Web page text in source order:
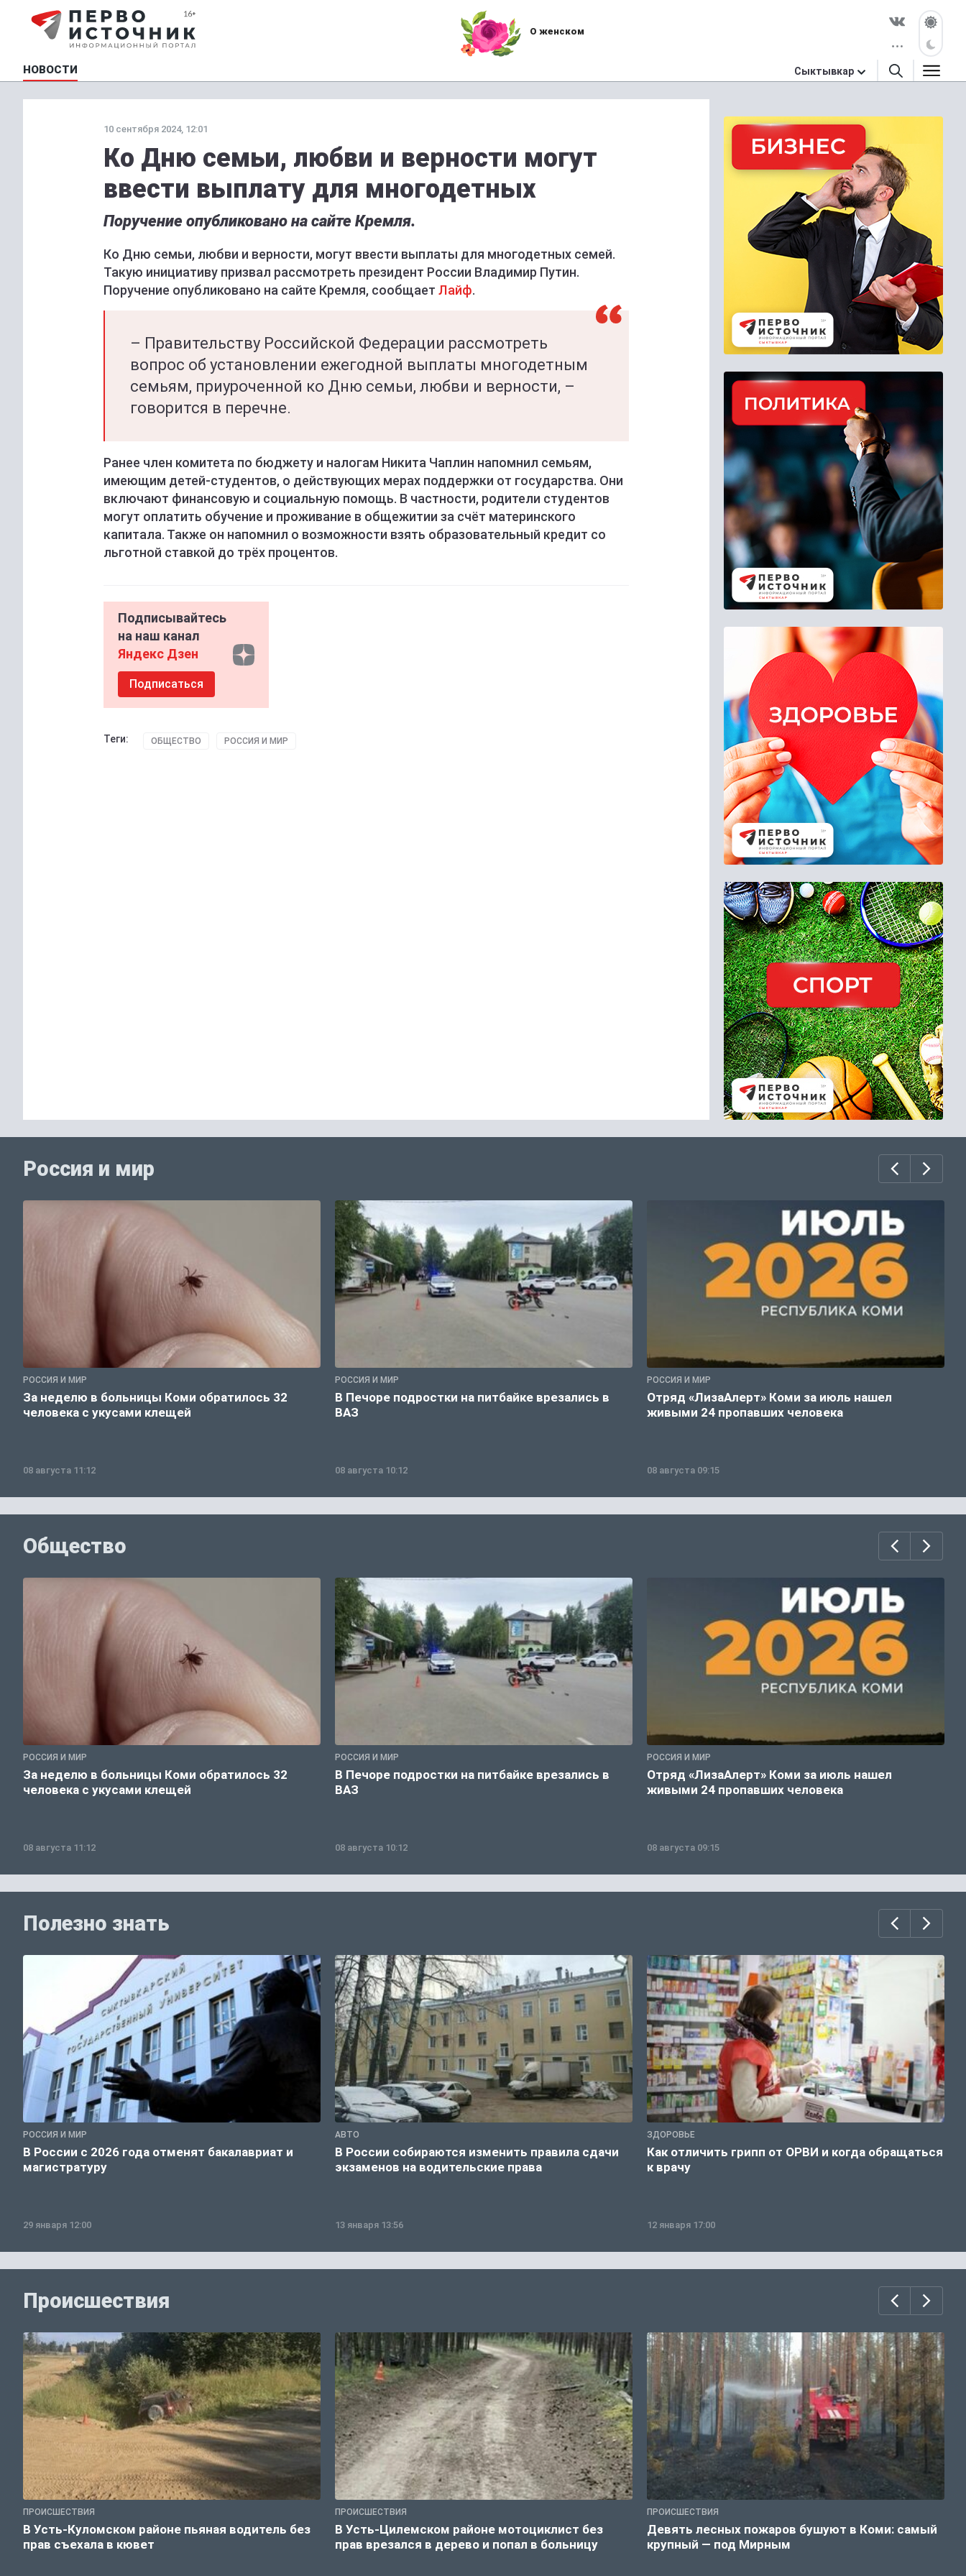
О женском
НОВОСТИ Сыктывкар
10 сентября 2024, 12:01
Ко Дню семьи, любви и верности могут
ввести выплату для многодетных
Поручение опубликовано на сайте Кремля.
Ко Дню семьи, любви и верности, могут ввести выплаты для многодетных семей.
Такую инициативу призвал рассмотреть президент России Владимир Путин.
Поручение опубликовано на сайте Кремля, сообщает Лайф.
– Правительству Российской Федерации рассмотреть
вопрос об установлении ежегодной выплаты многодетным
семьям, приуроченной ко Дню семьи, любви и верности, –
говорится в перечне.
Ранее член комитета по бюджету и налогам Никита Чаплин напомнил семьям,
имеющим детей-студентов, о действующих мерах поддержки от государства. Они
включают финансовую и социальную помощь. В частности, родители студентов
могут оплатить обучение и проживание в общежитии за счёт материнского
капитала. Также он напомнил о возможности взять образовательный кредит со
льготной ставкой до трёх процентов.
Подписывайтесь
на наш канал
Яндекс Дзен
Подписаться
Теги: ОБЩЕСТВО РОССИЯ И МИР
Россия и мир
РОССИЯ И МИР
За неделю в больницы Коми обратилось 32
человека с укусами клещей
08 августа 11:12
РОССИЯ И МИР
В Печоре подростки на питбайке врезались в
ВАЗ
08 августа 10:12
РОССИЯ И МИР
Отряд «ЛизаАлерт» Коми за июль нашел
живыми 24 пропавших человека
08 августа 09:15
Общество
РОССИЯ И МИР
За неделю в больницы Коми обратилось 32
человека с укусами клещей
08 августа 11:12
РОССИЯ И МИР
В Печоре подростки на питбайке врезались в
ВАЗ
08 августа 10:12
РОССИЯ И МИР
Отряд «ЛизаАлерт» Коми за июль нашел
живыми 24 пропавших человека
08 августа 09:15
Полезно знать
РОССИЯ И МИР
В России с 2026 года отменят бакалавриат и
магистратуру
29 января 12:00
АВТО
В России собираются изменить правила сдачи
экзаменов на водительские права
13 января 13:56
ЗДОРОВЬЕ
Как отличить грипп от ОРВИ и когда обращаться
к врачу
12 января 17:00
Происшествия
ПРОИСШЕСТВИЯ
В Усть-Куломском районе пьяная водитель без
прав съехала в кювет
ПРОИСШЕСТВИЯ
В Усть-Цилемском районе мотоциклист без
прав врезался в дерево и попал в больницу
ПРОИСШЕСТВИЯ
Девять лесных пожаров бушуют в Коми: самый
крупный — под Мирным